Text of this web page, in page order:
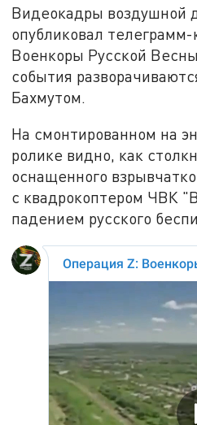
Видеокадры воздушной
опубликовал
Военкоры Русской
события
Бахмутом.
На смонтированном на
ролике видно, как
оснащенного
с квадрокоптером ЧВК
падением русского